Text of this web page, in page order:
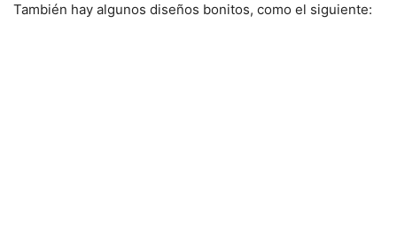
También hay algunos diseños bonitos, como el siguiente: